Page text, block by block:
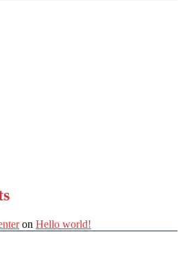
on Hello world!